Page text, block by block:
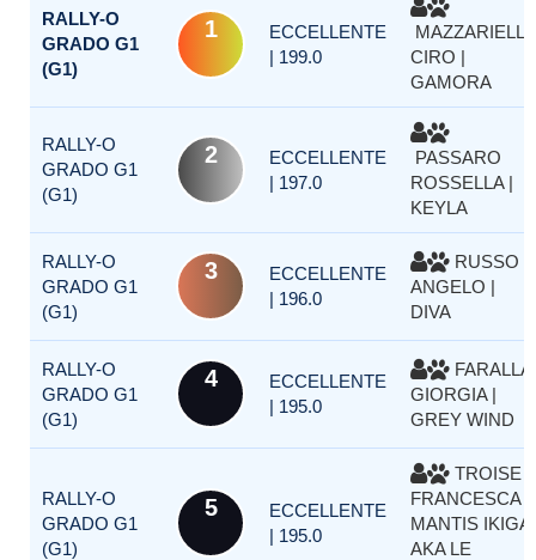
RALLY-O
GRADO G1
(G1)
1
ECCELLENTE
| 199.0
CIRO |
GAMORA
RALLY-O
GRADO G1
(G1)
2
ECCELLENTE
| 197.0
PASSARO
ROSSELLA |
KEYLA
RALLY-O
GRADO G1
(G1)
3
ECCELLENTE
| 196.0
RUSSO
ANGELO |
DIVA
RALLY-O
GRADO G1
(G1)
4
ECCELLENTE
| 195.0
FARALLA
GIORGIA |
GREY WIND
RALLY-O
GRADO G1
(G1)
5
ECCELLENTE
| 195.0
TROISE
FRANCESCA |
MANTIS IKIGAI
AKA LE